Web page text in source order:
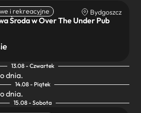
i rekreacyjne Bydgoszcz
Środa w Over The Under Pub
13.08 - Czwartek
dnia.
14.08 - Piątek
dnia.
15.08 - Sobota